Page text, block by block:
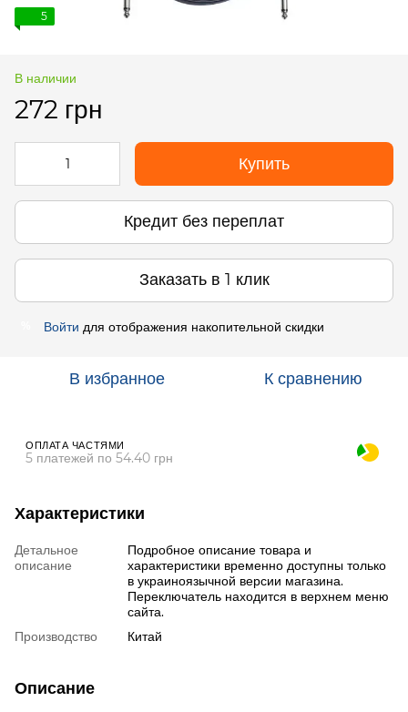
5
В наличии
272 грн
Купить
Кредит без переплат
Заказать в 1 клик
Войти для отображения накопительной скидки
В избранное К сравнению
ОПЛАТА ЧАСТЯМИ
5 платежей по 54.40 грн
Характеристики
Детальное
описание
Подробное описание товара и
характеристики временно доступны только
в украиноязычной версии магазина.
Переключатель находится в верхнем меню
сайта.
Производство
Китай
Описание